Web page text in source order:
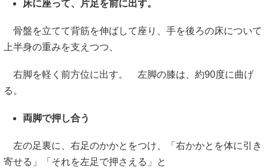
床に座って、片足を前に出す。
骨盤を立てて背筋を伸ばして座り、手を後ろの床について
上半身の重みを支えつつ、
右脚を軽く前方位に出す。 左脚の膝は、約90度に曲げ
る。
両脚で押し合う
左の足裏に、右足のかかとをつけ、「右かかとを体に引き
寄せる」「それを左足で押さえる」と